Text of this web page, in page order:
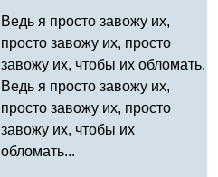
Ведь я просто завожу их,
просто завожу их, просто
завожу их, чтобы их обломать.
Ведь я просто завожу их,
просто завожу их, просто
завожу их, чтобы их
обломать...